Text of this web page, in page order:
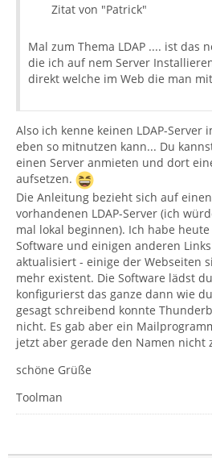
Zitat von "Patrick"
Mal zum Thema LDAP .... ist das
die ich auf nem Server
direkt welche im Web die man
Also ich kenne keinen LDAP-Server
eben so mitnutzen kann... Du
einen Server anmieten und dort
aufsetzen.
Die Anleitung bezieht sich auf
vorhandenen LDAP-Server (ich
mal lokal beginnen). Ich habe
Software und einigen anderen
aktualisiert - einige der Webseiten
mehr existent. Die Software lädst
konfigurierst das ganze dann wie
gesagt schreibend konnte
nicht. Es gab aber ein
jetzt aber gerade den Namen nicht
schöne Grüße
Toolman